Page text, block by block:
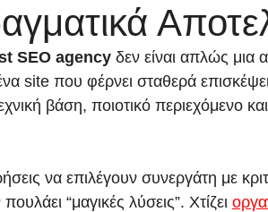
SEO agency δεν είναι απλώς μια
site που φέρνει σταθερά
βάση, ποιοτικό περιεχόμενο
να επιλέγουν συνεργάτη με
“μαγικές λύσεις”. Χτίζει